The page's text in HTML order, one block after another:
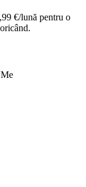
€/lună pentru o